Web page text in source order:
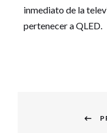
inmediato de la
pertenecer a QLED.